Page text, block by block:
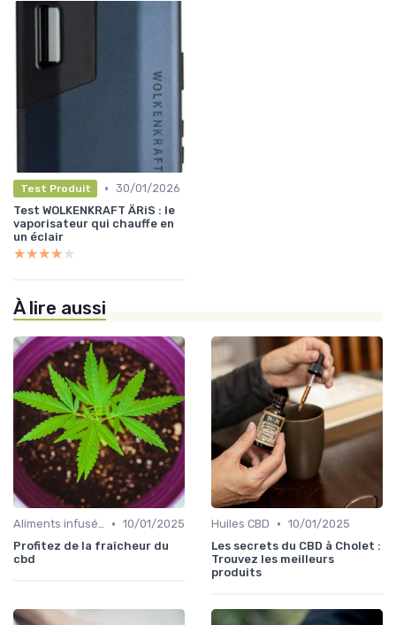
Test Produit • 30/01/2026
Test WOLKENKRAFT ÄRiS : le
vaporisateur qui chauffe en
un éclair
★★★★★
★★★★★
À lire aussi
Aliments infusés au CBD • 10/01/2025
Profitez de la fraîcheur du
cbd
Huiles CBD • 10/01/2025
Les secrets du CBD à Cholet :
Trouvez les meilleurs
produits